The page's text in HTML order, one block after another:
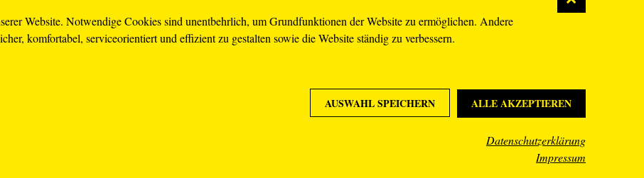
Website. Notwendige Cookies sind unentbehrlich, um Grundfunktionen der Website zu ermöglichen. Andere
komfortabel, serviceorientiert und effizient zu gestalten sowie die Website ständig zu verbessern.
AUSWAHL SPEICHERN ALLE AKZEPTIEREN
Datenschutzerklärung
Impressum
dresden.de
Erklärung Barrierefreiheit